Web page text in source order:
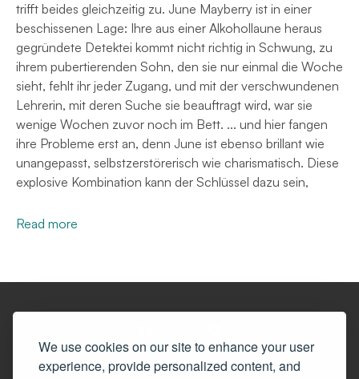
We use cookies on our site to enhance your user
experience, provide personalized content, and
trifft beides gleichzeitig zu. June Mayberry ist in einer
beschissenen Lage: Ihre aus einer Alkohollaune heraus
gegründete Detektei kommt nicht richtig in Schwung, zu
ihrem pubertierenden Sohn, den sie nur einmal die Woche
sieht, fehlt ihr jeder Zugang, und mit der verschwundenen
Lehrerin, mit deren Suche sie beauftragt wird, war sie
wenige Wochen zuvor noch im Bett. ... und hier fangen
ihre Probleme erst an, denn June ist ebenso brillant wie
unangepasst, selbstzerstörerisch wie charismatisch. Diese
explosive Kombination kann der Schlüssel dazu sein,
Read more
© Copyright 2025 - BookRix powered by StreetLib Srl